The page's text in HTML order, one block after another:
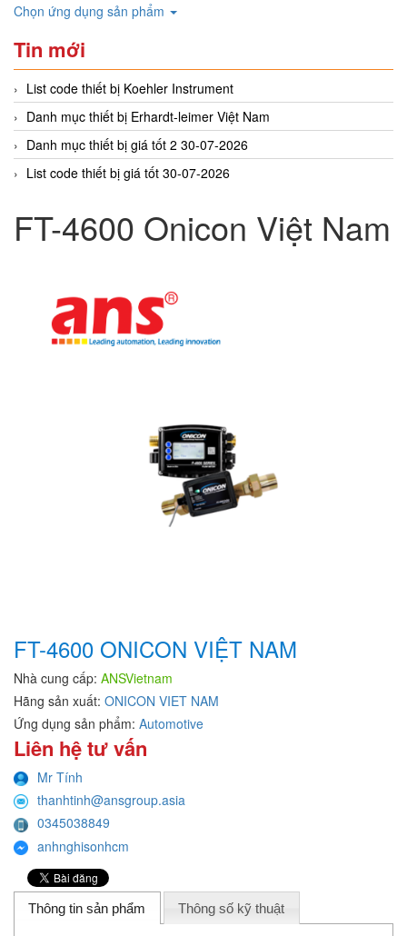
Chọn ứng dụng sản phẩm
Tin mới
List code thiết bị Koehler Instrument
Danh mục thiết bị Erhardt-leimer Việt Nam
Danh mục thiết bị giá tốt 2 30-07-2026
List code thiết bị giá tốt 30-07-2026
FT-4600 Onicon Việt Nam
FT-4600 ONICON VIỆT NAM
Nhà cung cấp: ANSVietnam
Hãng sản xuất: ONICON VIET NAM
Ứng dụng sản phẩm: Automotive
Liên hệ tư vấn
Mr Tính
thanhtinh@ansgroup.asia
0345038849
anhnghisonhcm
Thông tin sản phẩm Thông số kỹ thuật